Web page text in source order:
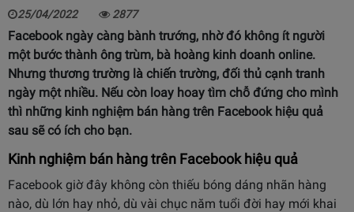
25/04/2022 2877
Facebook ngày càng bành trướng, nhờ đó không ít người
một bước thành ông trùm, bà hoàng kinh doanh online.
Nhưng thương trường là chiến trường, đối thủ cạnh tranh
ngày một nhiều. Nếu còn loay hoay tìm chỗ đứng cho mình
thì những kinh nghiệm bán hàng trên Facebook hiệu quả
sau sẽ có ích cho bạn.
Kinh nghiệm bán hàng trên Facebook hiệu quả
Facebook giờ đây không còn thiếu bóng dáng nhãn hàng
nào, dù lớn hay nhỏ, dù vài chục năm tuổi đời hay mới khai